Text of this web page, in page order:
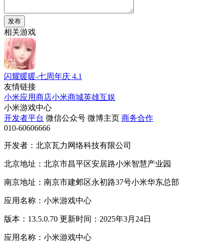
发布
相关游戏
闪耀暖暖-七周年庆 4.1
友情链接
小米应用商店小米商城英雄互娱
小米游戏中心
开发者平台 微信公众号 微博主页 商务合作
010-60606666
开发者：北京瓦力网络科技有限公司
北京地址：北京市昌平区安居路小米智慧产业园
南京地址：南京市建邺区永初路37号小米华东总部
应用名称：小米游戏中心
版本：13.5.0.70 更新时间：2025年3月24日
应用名称：小米游戏中心